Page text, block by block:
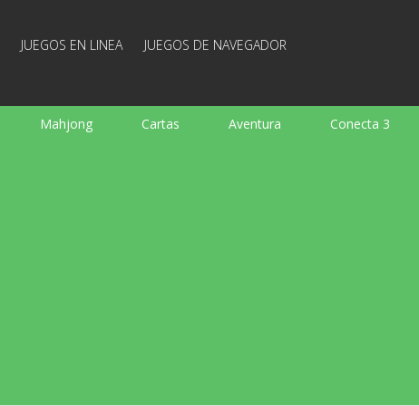
JUEGOS EN LINEA JUEGOS DE NAVEGADOR
Mahjong Cartas Aventura Conecta 3